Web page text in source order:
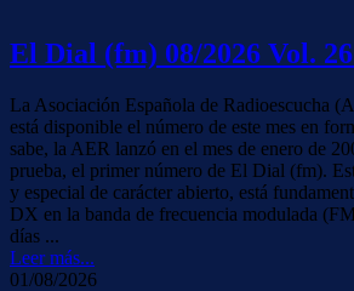
El Dial (fm) 08/2026 Vol. 26
La Asociación Española de Radioescucha
está disponible el número de este mes en
sabe, la AER lanzó en el mes de enero de
prueba, el primer número de El Dial (fm).
y especial de carácter abierto, está
DX en la banda de frecuencia modulada
días ...
Leer más...
01/08/2026